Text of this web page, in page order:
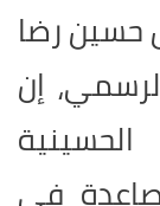
حسين رضا
إن
في